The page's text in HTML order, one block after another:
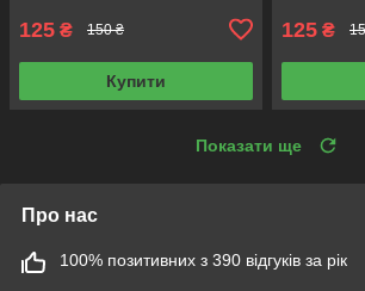
125 ₴ 150 ₴
Купити
125 ₴
Показати ще
Про нас
100% позитивних з 390 відгуків за рік